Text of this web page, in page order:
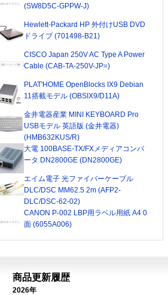
(SW8D5C-GPPW-J)
Hewlett-Packard HP 外付けUSB DVD
ドライブ (701498-B21)
CISCO Japan 250V AC Type A Power
Cable (CAB-TA-250V-JP=)
PLAT'HOME OpenBlocks IX9 Debian
11搭載モデル (OBSIX9/D11A)
金井電器産業 MINI KEYBOARD Pro
USBモデル 英語版 (金井電器)
(HMB632KUS/R)
大電 100BASE-TX/FXメディアコンバ
ータ DN2800GE (DN2800GE)
エイム電子 光ファイバーケーブル
DLC/DSC MM62.5 2m (AFP2-
DLC/DSC-62-02)
CANON P-002 LBP用ラベル用紙 A4 0
面 (6055A006)
商品更新履歴
2026年